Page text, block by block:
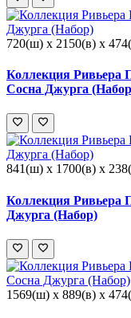
720(ш) x 2150(в) x
Коллекция Ривьера
Сосна Джурга
841(ш) x 1700(в) x
Коллекция Ривьера
Джурга (Набор)
1569(ш) x 889(в) x